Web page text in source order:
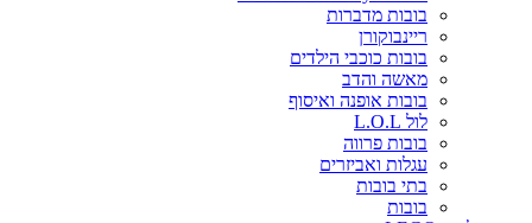
בובות מדברות
ריינבוקורן
בובות כוכבי הילדים
מאשה והדב
בובות אופנה ואיסוף
לול L.O.L
בובות פרווה
עגלות ואביזרים
בתי בובות
בובות